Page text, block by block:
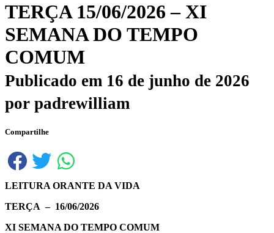
TERÇA 15/06/2026 – XI
SEMANA DO TEMPO
COMUM
Publicado em 16 de junho de 2026
por padrewilliam
Compartilhe
LEITURA ORANTE DA VIDA
TERÇA – 16/06/2026
XI SEMANA DO TEMPO COMUM